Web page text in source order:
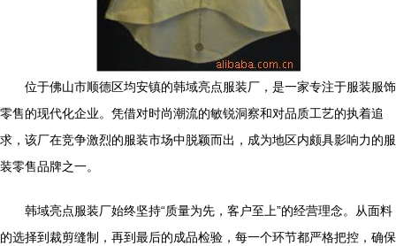
位于佛山市顺德区均安镇的韩域亮点服装厂，是一家专注于服装服饰
零售的现代化企业。凭借对时尚潮流的敏锐洞察和对品质工艺的执着追
求，该厂在竞争激烈的服装市场中脱颖而出，成为地区内颇具影响力的服
装零售品牌之一。
韩域亮点服装厂始终坚持“质量为先，客户至上”的经营理念。从面料
的选择到裁剪缝制，再到最后的成品检验，每一个环节都严格把控，确保